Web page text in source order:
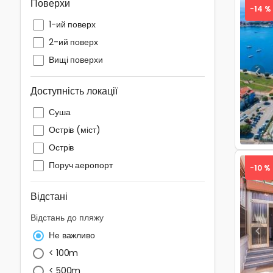
Поверхи
1-ий поверх
2-ий поверх
Вищі поверхи
Доступність локації
Суша
Острів (міст)
Острів
Поруч аеропорт
Відстані
Відстань до пляжу
Не важливо
< 100m
< 500m
-14 %
-10 %